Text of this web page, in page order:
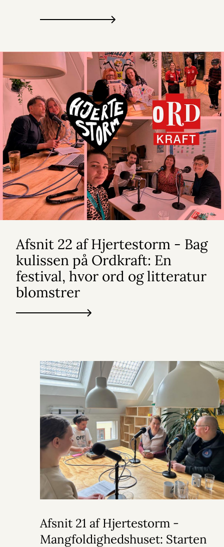
Afsnit 22 af Hjertestorm - Bag
kulissen på Ordkraft: En
festival, hvor ord og litteratur
blomstrer
Afsnit 21 af Hjertestorm -
Mangfoldighedshuset: Starten